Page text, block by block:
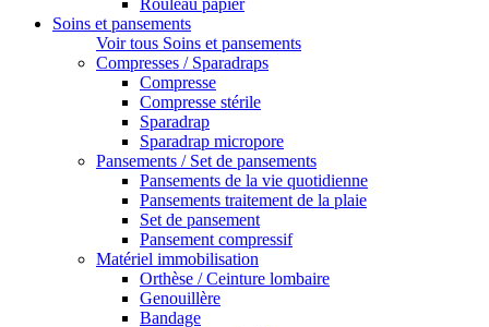
Rouleau papier
Soins et pansements
Voir tous Soins et pansements
Compresses / Sparadraps
Compresse
Compresse stérile
Sparadrap
Sparadrap micropore
Pansements / Set de pansements
Pansements de la vie quotidienne
Pansements traitement de la plaie
Set de pansement
Pansement compressif
Matériel immobilisation
Orthèse / Ceinture lombaire
Genouillère
Bandage